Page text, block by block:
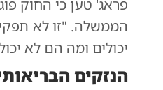
פראג' טען כי החוק
הממשלה. "זו לא
יכולים ומה הם לא
הנזקים